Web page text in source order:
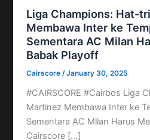
Liga Champions: Hat-
Membawa Inter ke
Sementara AC Milan
Babak Playoff
Cairscore /January 30, 2025
#CAIRSCORE #Cairbos Liga
Martinez Membawa Inter ke
Sementara AC Milan Harus
Cairscore […]